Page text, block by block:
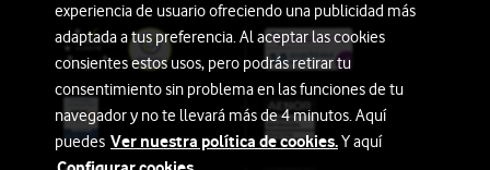
Buscar
Contenido
funciona
experiencia de usuario ofreciendo una publicidad más
adaptada a tus preferencia. Al aceptar las cookies
consientes estos usos, pero podrás retirar tu
consentimiento sin problema en las funciones de tu
navegador y no te llevará más de 4 minutos. Aquí
puedes Ver nuestra política de cookies.Y aquí